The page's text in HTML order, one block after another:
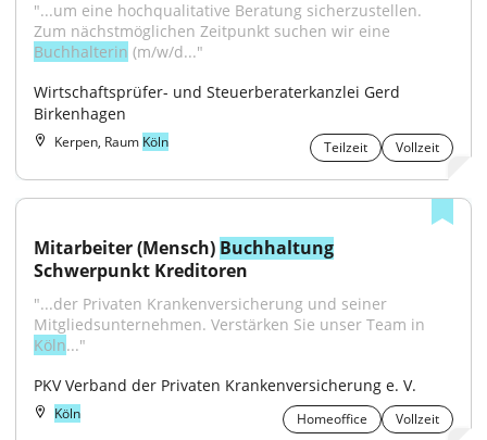
"...um eine hochqualitative Beratung sicherzustellen.
Buchhalterin (m/w/d..."
Wirtschaftsprüfer- und Steuerberaterkanzlei Gerd
Birkenhagen
Kerpen, Raum Köln Teilzeit Vollzeit
Mitarbeiter (Mensch) Buchhaltung
Schwerpunkt Kreditoren
"...der Privaten Kranken­ver­sicherung und seiner
Köln..."
PKV Verband der Privaten Krankenversicherung e. V.
Köln Homeoffice Vollzeit